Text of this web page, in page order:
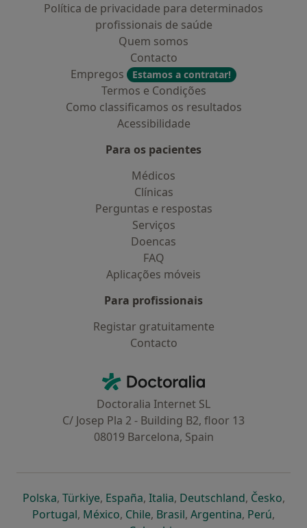
Política de privacidade para determinados
profissionais de saúde
Quem somos
Contacto
Empregos
Estamos a contratar!
Termos e Condições
Como classificamos os resultados
Acessibilidade
Para os pacientes
Médicos
Clínicas
Perguntas e respostas
Serviços
Doencas
FAQ
Aplicações móveis
Para profissionais
Registar gratuitamente
Contacto
Doctoralia - Homepage
Doctoralia Internet SL
C/ Josep Pla 2 - Building B2, floor 13
08019 Barcelona, Spain
Polskaabre num novo separador
, Türkiyeabre num novo separador
, Españaabre num novo separador
, Italiaabre num novo
, Deutschlandabre num
, Česko,
Portugalabre num novo separador
, Méxicoabre num novo separador
, Chileabre num novo separador
, Brasilabre num novo
, Argentinaabre num
, Perúabre
,